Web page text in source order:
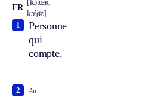
FR
[kɔ̃tœʀ,
kɔ̃tøz]
Personne
qui
compte.
1
Au
2